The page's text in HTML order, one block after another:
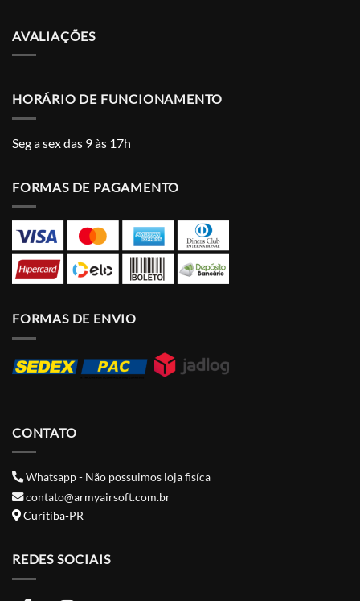
AVALIAÇÕES
HORÁRIO DE FUNCIONAMENTO
Seg a sex das 9 às 17h
FORMAS DE PAGAMENTO
FORMAS DE ENVIO
CONTATO
Whatsapp - Não possuimos loja fisíca
contato@armyairsoft.com.br
Curitiba-PR
REDES SOCIAIS